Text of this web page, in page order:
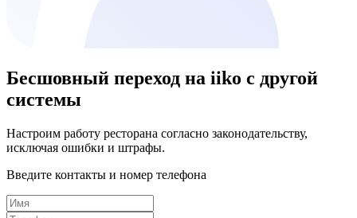
Бесшовный переход на iiko с другой
системы
Настроим работу ресторана согласно законодательству,
исключая ошибки и штрафы.
Введите контакты и номер телефона